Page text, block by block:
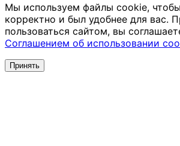
Мы используем файлы cookie,
корректно и был удобнее для вас.
пользоваться сайтом, вы
Соглашением об использовании
Принять